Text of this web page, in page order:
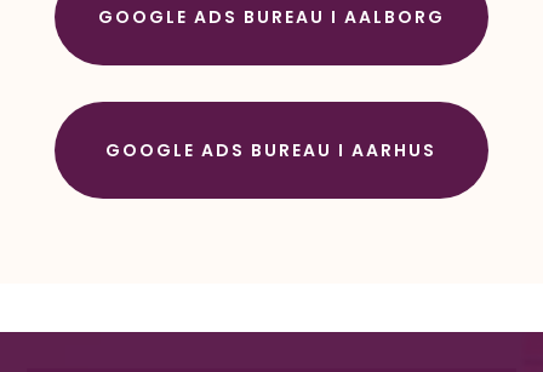
GOOGLE ADS BUREAU I AALBORG
GOOGLE ADS BUREAU I AARHUS